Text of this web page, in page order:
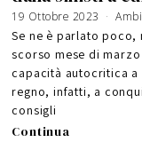
19 Ottobre 2023
Se ne è parlato
scorso mese di
capacità autocritica
regno, infatti, a
consigli
Continua